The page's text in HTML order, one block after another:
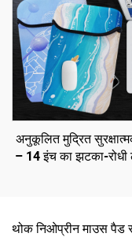
अनुकूलित मुद्रित
– 14 इंच का झटका-रोधी
थोक निओप्रीन माउस पैड